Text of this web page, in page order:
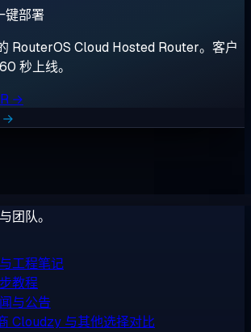
键部署
RouterOS Cloud Hosted Router。客户
秒上线。
→
→
团队。
工程笔记
教程
与公告
Cloudzy 与其他选择对比